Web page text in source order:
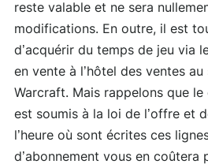
reste valable et ne sera
modifications. En outre, il est
d’acquérir du temps de jeu via
en vente à l’hôtel des ventes
Warcraft. Mais rappelons que
est soumis à la loi de l’offre et
l’heure où sont écrites ces
d’abonnement vous en coûtera